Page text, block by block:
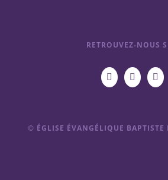
RETROUVEZ-NOUS
© ÉGLISE ÉVANGÉLIQUE BAPTISTE